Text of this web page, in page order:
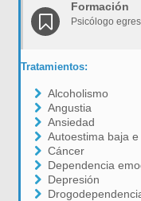
Formación
Psicólogo
Tratamientos:
Alcoholismo
Angustia
Ansiedad
Autoestima baja
Cáncer
Dependencia
Depresión